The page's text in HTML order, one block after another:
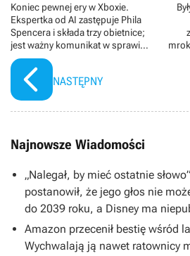
Koniec pewnej ery w Xboxie.
Ekspertka od AI zastępuje Phila
Spencera i składa trzy obietnice;
jest ważny komunikat w sprawie
zwolnień
NASTĘPNY
Najnowsze Wiadomości
„Nalegał, by mieć ostatnie
postanowił, że jego głos nie
do 2039 roku, a Disney ma
Amazon przecenił bestię wśród
Wychwalają ją nawet ratownicy